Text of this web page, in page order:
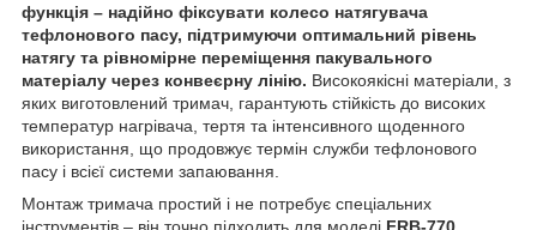
функція – надійно фіксувати колесо натягувача
тефлонового пасу, підтримуючи оптимальний рівень
натягу та рівномірне переміщення пакувального
матеріалу через конвеєрну лінію. Високоякісні матеріали, з
яких виготовлений тримач, гарантують стійкість до високих
температур нагрівача, тертя та інтенсивного щоденного
використання, що продовжує термін служби тефлонового
пасу і всієї системи запаювання.
Монтаж тримача простий і не потребує спеціальних
інструментів – він точно підходить для моделі FRB-770